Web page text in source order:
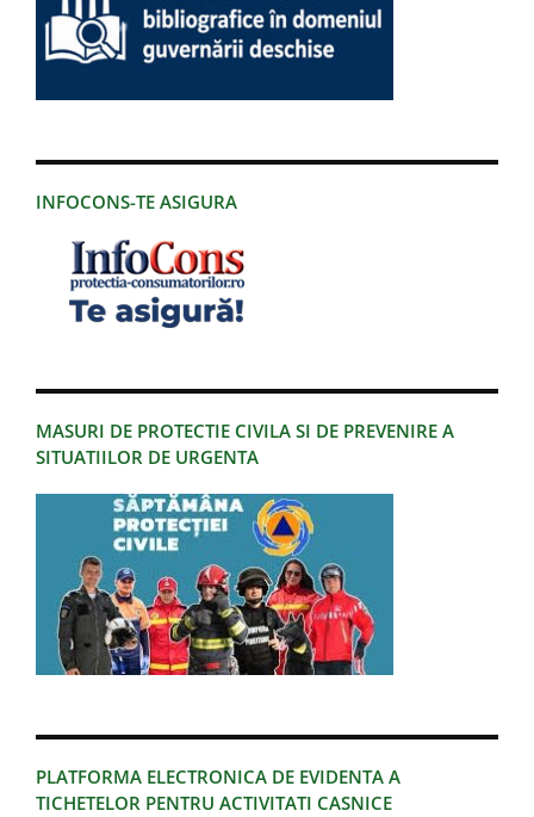
INFOCONS-TE ASIGURA
MASURI DE PROTECTIE CIVILA SI DE PREVENIRE A
SITUATIILOR DE URGENTA
PLATFORMA ELECTRONICA DE EVIDENTA A
TICHETELOR PENTRU ACTIVITATI CASNICE